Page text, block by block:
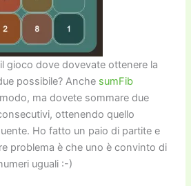
gioco dove dovevate ottenere la
possibile? Anche sumFib
ma dovete sommare due
ottenendo quello
Ho fatto un paio di partite e
problema è che uno è convinto di
uguali :-)